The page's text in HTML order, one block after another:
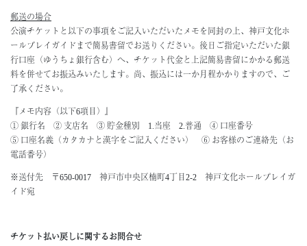
郵送の場合
公演チケットと以下の事項をご記入いただいたメモを同封の上、神戸文化ホ
ールプレイガイドまで簡易書留でお送りください。後日ご指定いただいた銀
行口座（ゆうちょ銀行含む）へ、チケット代金と上記簡易書留にかかる郵送
料を併せてお振込みいたします。尚、振込には一か月程かかりますので、ご
了承ください。
『メモ内容（以下6項目）』
① 銀行名 ② 支店名 ③ 貯金種別 1.当座 2.普通 ④ 口座番号
⑤ 口座名義（カタカナと漢字をご記入ください） ⑥ お客様のご連絡先（お
電話番号）
※送付先 〒650-0017 神戸市中央区楠町4丁目2-2 神戸文化ホールプレイガ
イド宛
チケット払い戻しに関するお問合せ